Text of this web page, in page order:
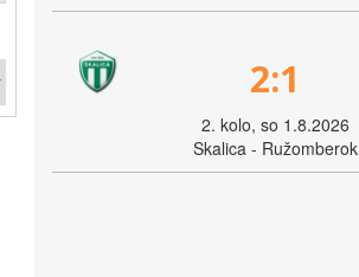
2:1
2. kolo, so 1.8.2026
Skalica - Ružomberok